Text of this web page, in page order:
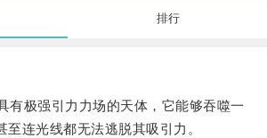
排行
极强引力力场的天体，它能够吞噬一
至连光线都无法逃脱其吸引力。